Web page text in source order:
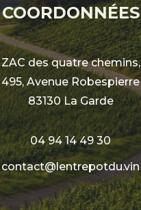
COORDONNÉES
ZAC des quatre chemins,
495, Avenue Robespierre
83130 La Garde
04 94 14 49 30
contact@lentrepotdu.vin